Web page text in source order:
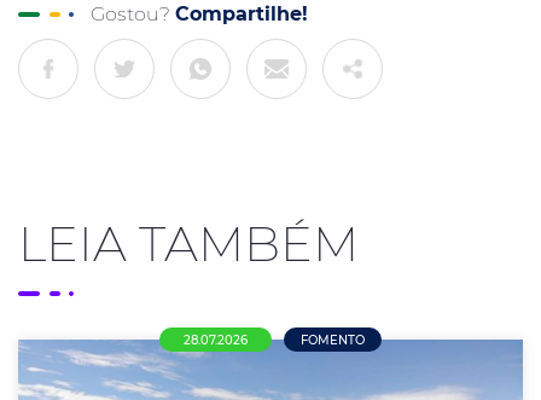
Gostou? Compartilhe!
LEIA TAMBÉM
28.07.2026 FOMENTO